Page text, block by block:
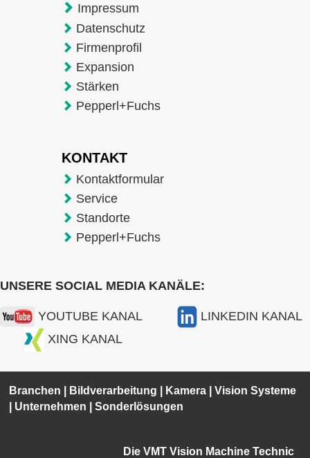
Impressum
Datenschutz
Firmenprofil
Expansion
Stärken
Pepperl+Fuchs
KONTAKT
Kontaktformular
Service
Standorte
Pepperl+Fuchs
UNSERE SOCIAL MEDIA KANÄLE:
YOUTUBE KANAL
LINKEDIN KANAL
XING KANAL
Branchen Bildverarbeitung Kamera |Vision Systeme
Unternehmen |Sonderlösungen
Die VMT Vision Machine Technic